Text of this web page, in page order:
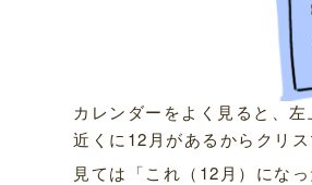
カレンダーをよく見ると、左
近くに12月があるからクリ
見ては「これ（12月）にな